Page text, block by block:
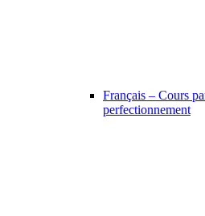
Français – Cours
perfectionnement